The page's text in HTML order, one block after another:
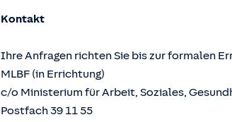
Kontakt
Ihre Anfragen richten Sie bis zur formalen
MLBF (in Errichtung)
c/o Ministerium für Arbeit, Soziales,
Postfach 39 11 55